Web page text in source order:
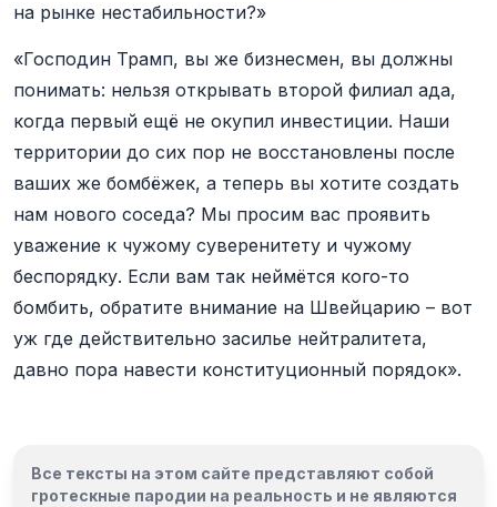
на рынке нестабильности?»
«Господин Трамп, вы же бизнесмен, вы должны
понимать: нельзя открывать второй филиал ада,
когда первый ещё не окупил инвестиции. Наши
территории до сих пор не восстановлены после
ваших же бомбёжек, а теперь вы хотите создать
нам нового соседа? Мы просим вас проявить
уважение к чужому суверенитету и чужому
беспорядку. Если вам так неймётся кого-то
бомбить, обратите внимание на Швейцарию – вот
уж где действительно засилье нейтралитета,
давно пора навести конституционный порядок».
Все тексты на этом сайте представляют собой
гротескные пародии на реальность и не являются